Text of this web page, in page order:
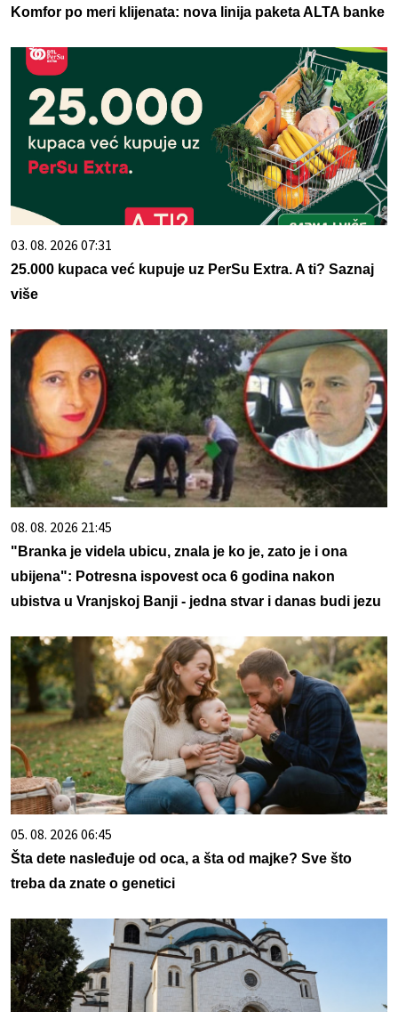
Komfor po meri klijenata: nova linija paketa ALTA banke
03. 08. 2026 07:31
25.000 kupaca već kupuje uz PerSu Extra. A ti? Saznaj
više
08. 08. 2026 21:45
"Branka je videla ubicu, znala je ko je, zato je i ona
ubijena": Potresna ispovest oca 6 godina nakon
ubistva u Vranjskoj Banji - jedna stvar i danas budi jezu
05. 08. 2026 06:45
Šta dete nasleđuje od oca, a šta od majke? Sve što
treba da znate o genetici